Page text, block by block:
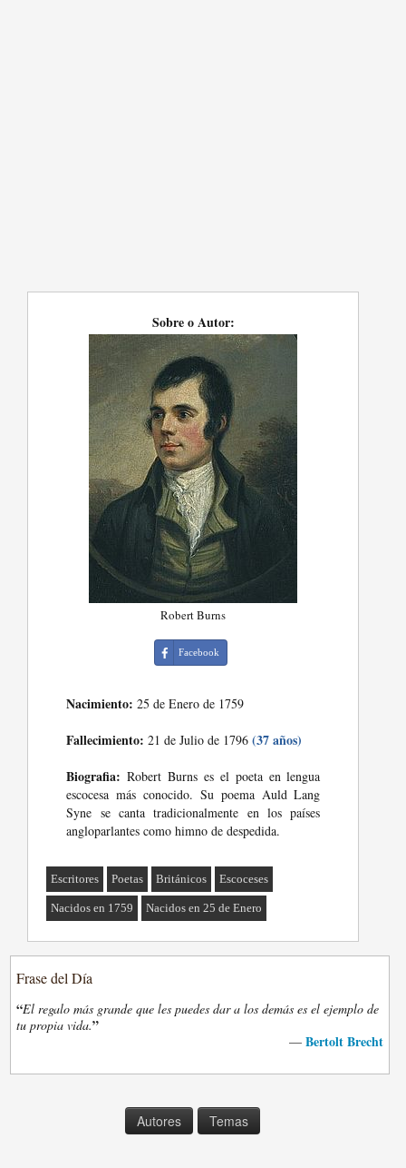
Sobre o Autor:
Robert Burns
Facebook
Nacimiento: 25 de Enero de 1759
Fallecimiento: 21 de Julio de 1796(37 años)
Biografia: Robert Burns es el poeta en lengua
escocesa más conocido. Su poema Auld Lang
Syne se canta tradicionalmente en los países
angloparlantes como himno de despedida.
Escritores Poetas Británicos Escoceses
Nacidos en 1759 Nacidos en 25 de Enero
Frase del Día
“El regalo más grande que les puedes dar a los demás es el ejemplo de
tu propia vida.”
— Bertolt Brecht
Autores Temas